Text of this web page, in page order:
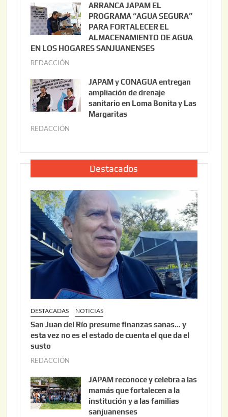
3
,
2
0
i
o
2
2
0
ARRANCA JAPAM EL
PROGRAMA “AGUA SEGURA”
PARA FORTALECER EL
ALMACENAMIENTO DE AGUA
EN LOS HOGARES SANJUANENSES
REDACCIÓN
l
i
o
,
0
2
6
JAPAM y CONAGUA entregan
ampliación de drenaje
sanitario en Loma Bonita y Las
Margaritas
REDACCIÓN
l
o
2
2
,
2
6
Destacados
DESTACADAS NOTICIAS
San Juan del Río presume finanzas sanas… y
esta vez no es el estado de cuenta el que da el
susto
REDACCIÓN
o
s
t
JAPAM reconoce y celebra a las
mamás que fortalecen a la
institución y a las familias
sanjuanenses